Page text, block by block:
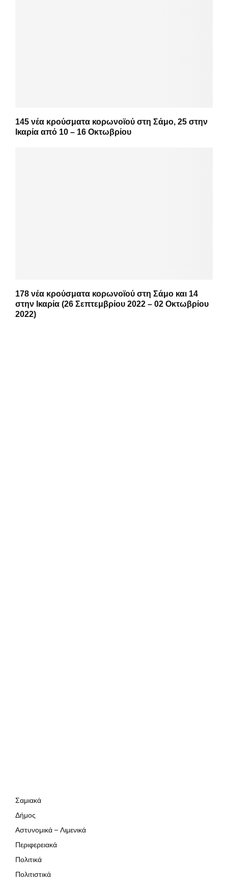
145 νέα κρούσματα κορωνοϊού στη Σάμο, 25 στην
Ικαρία από 10 – 16 Οκτωβρίου
178 νέα κρούσματα κορωνοϊού στη Σάμο και 14
στην Ικαρία (26 Σεπτεμβρίου 2022 – 02 Οκτωβρίου
2022)
Σαμιακά
Δήμος
Αστυνομικά – Λιμενικά
Περιφερειακά
Πολιτικά
Πολιτιστικά